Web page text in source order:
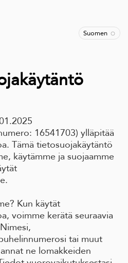
Suomen
16541703) ylläpitää
Tämä tietosuojakäytäntö
käytämme ja suojaamme
Kun käytät
voimme kerätä seuraavia
tai muut
ne lomakkeiden